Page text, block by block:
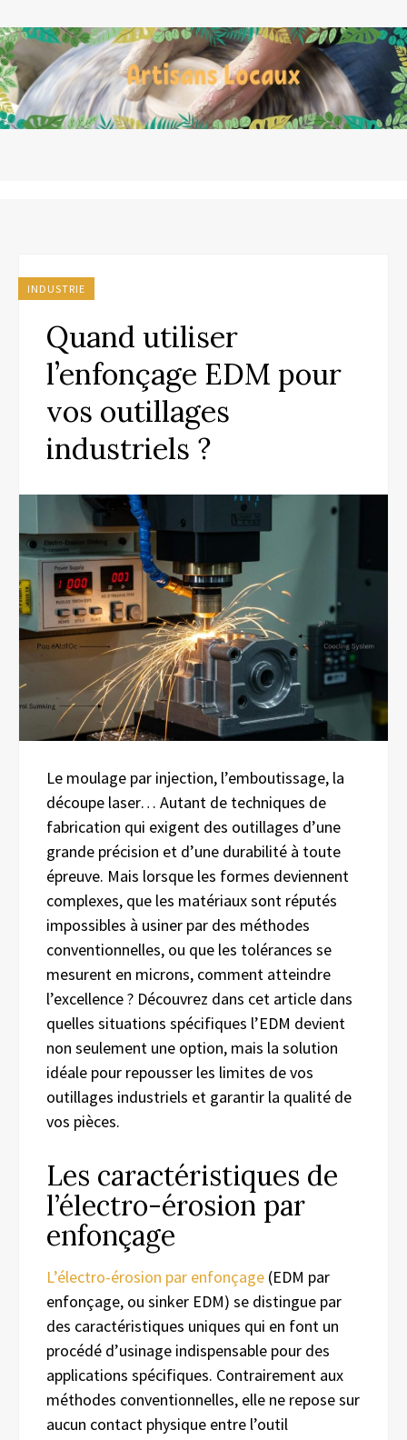
INDUSTRIE
Quand utiliser
l’enfonçage EDM pour
vos outillages
industriels ?
Le moulage par injection, l’emboutissage, la
découpe laser… Autant de techniques de
fabrication qui exigent des outillages d’une
grande précision et d’une durabilité à toute
épreuve. Mais lorsque les formes deviennent
complexes, que les matériaux sont réputés
impossibles à usiner par des méthodes
conventionnelles, ou que les tolérances se
mesurent en microns, comment atteindre
l’excellence ? Découvrez dans cet article dans
quelles situations spécifiques l’EDM devient
non seulement une option, mais la solution
idéale pour repousser les limites de vos
outillages industriels et garantir la qualité de
vos pièces.
Les caractéristiques de
l’électro-érosion par
enfonçage
L’électro-érosion par enfonçage (EDM par
enfonçage, ou sinker EDM) se distingue par
des caractéristiques uniques qui en font un
procédé d’usinage indispensable pour des
applications spécifiques. Contrairement aux
méthodes conventionnelles, elle ne repose sur
aucun contact physique entre l’outil